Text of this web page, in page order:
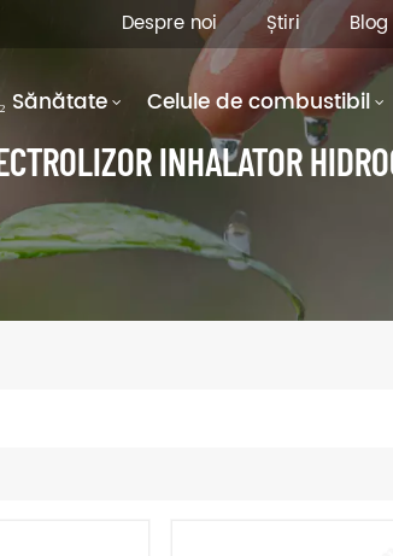
Despre noi Știri Blog
Sănătate Celule de combustibil
INHALATOR